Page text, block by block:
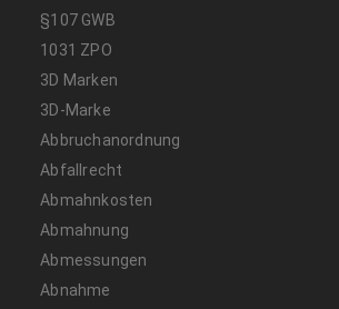
§107 GWB
1031 ZPO
3D Marken
3D-Marke
Abbruchanordnung
Abfallrecht
Abmahnkosten
Abmahnung
Abmessungen
Abnahme